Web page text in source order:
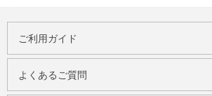
ご利用ガイド
よくあるご質問